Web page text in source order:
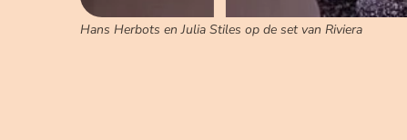
Hans Herbots en Julia Stiles op de set van Riviera